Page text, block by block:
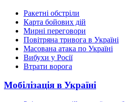
Ракетні обстріли
Карта бойових дій
Мирні переговори
Повітряна тривога в Україні
Масована атака по Україні
Вибухи у Росії
Втрати ворога
Мобілізація в Україні